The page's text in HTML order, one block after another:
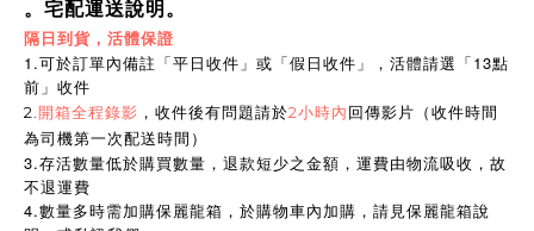
。宅配運送說明。
隔日到貨，活體保證
1.可於訂單內備註「平日收件」或「假日收件」，活體請選「13點
前」收件
2. 開箱全程錄影 ，收件後有問題請於2小時內回傳影片（收件時間
為司機第一次配送時間）
3.存活數量低於購買數量，退款短少之金額，運費由物流吸收，故
不退運費
4.數量多時需加購保麗龍箱，於購物車內加購，請見保麗龍箱說